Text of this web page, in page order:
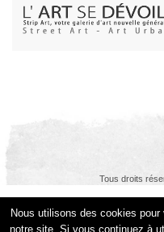
Tous droits
Nous utilisons des cookies
notre site. Si vous continuez à